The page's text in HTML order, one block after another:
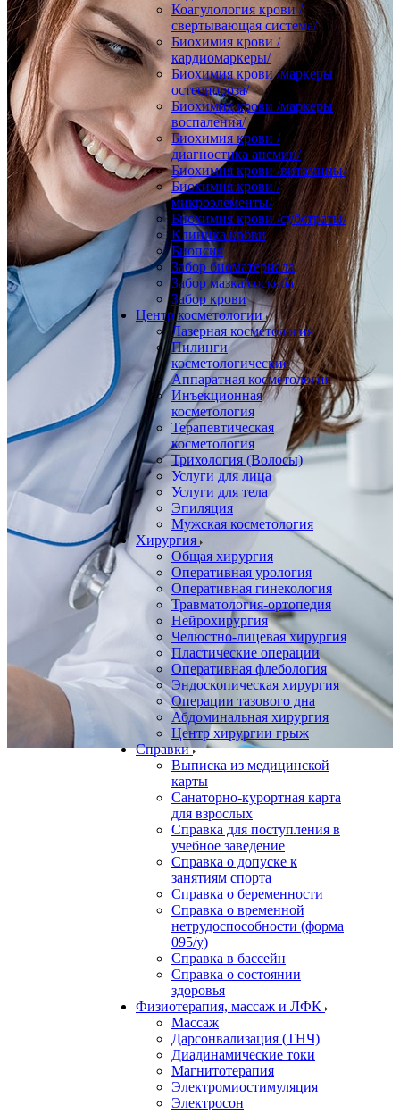
Коагулология крови /
свертывающая система/
Биохимия крови /
кардиомаркеры/
Биохимия крови /маркеры
остеопороза/
Биохимия крови /маркеры
воспаления/
Биохимия крови /
диагностика анемии/
Биохимия крови /витамины/
Биохимия крови /
микроэлементы/
Биохимия крови /субстраты/
Клиника крови
Биопсия
Забор биоматериала
Забор мазка/соскоба
Забор крови
Центр косметологии
Лазерная косметология
Пилинги
косметологические
Аппаратная косметология
Инъекционная
косметология
Терапевтическая
косметология
Трихология (Волосы)
Услуги для лица
Услуги для тела
Эпиляция
Мужская косметология
Хирургия
Общая хирургия
Оперативная урология
Оперативная гинекология
Травматология-ортопедия
Нейрохирургия
Челюстно-лицевая хирургия
Пластические операции
Оперативная флебология
Эндоскопическая хирургия
Операции тазового дна
Абдоминальная хирургия
Центр хирургии грыж
Справки
Выписка из медицинской
карты
Санаторно-курортная карта
для взрослых
Справка для поступления в
учебное заведение
Справка о допуске к
занятиям спорта
Справка о беременности
Справка о временной
нетрудоспособности (форма
095/у)
Справка в бассейн
Справка о состоянии
здоровья
Физиотерапия, массаж и ЛФК
Массаж
Дарсонвализация (ТНЧ)
Диадинамические токи
Магнитотерапия
Электромиостимуляция
Электросон